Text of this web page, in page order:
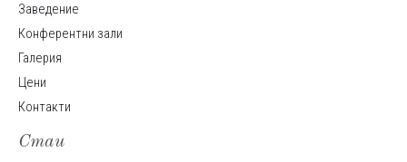
Заведение
Конферентни зали
Галерия
Цени
Контакти
Стаи